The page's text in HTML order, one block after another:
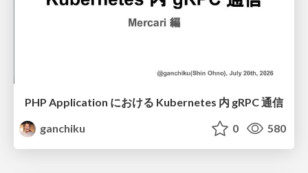
PHP Application における Kubernetes 内 gRPC 通信
ganchiku
0 580